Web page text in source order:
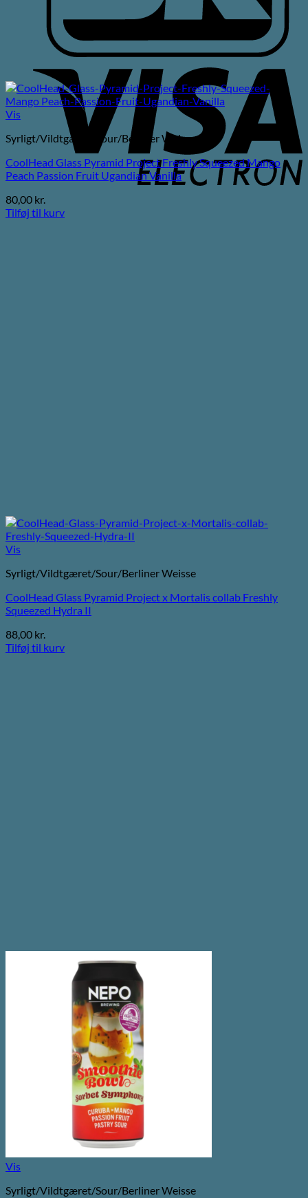
Vis
Syrligt/Vildtgæret/Sour/Berliner Weisse
CoolHead Glass Pyramid Project Freshly Squeezed Mango
Peach Passion Fruit Ugandian Vanilla
80,00 kr.
Tilføj til kurv
Vis
Syrligt/Vildtgæret/Sour/Berliner Weisse
CoolHead Glass Pyramid Project x Mortalis collab Freshly
Squeezed Hydra II
88,00 kr.
Tilføj til kurv
Vis
Syrligt/Vildtgæret/Sour/Berliner Weisse